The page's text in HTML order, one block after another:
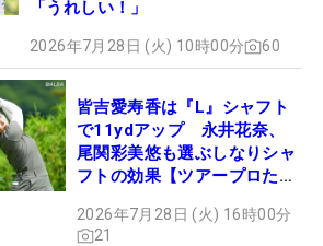
「うれしい！」
2026年7月28日 (火) 10時00分 60
皆吉愛寿香は『L』シャフト
で11ydアップ 永井花奈、
尾関彩美悠も選ぶしなりシャ
フトの効果【ツアープロたち
2026年7月28日 (火) 16時00分
21